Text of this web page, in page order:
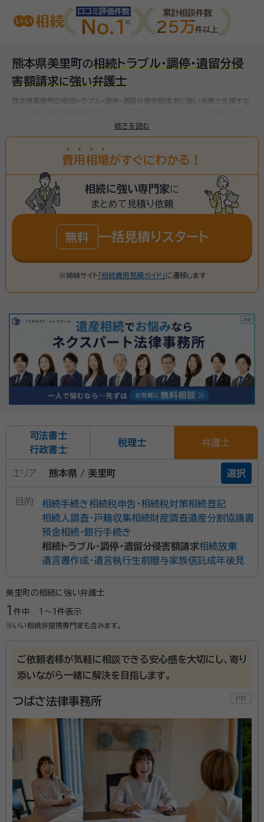
口コミ評価件数
No.1
累計相談件数
25万件以上
熊本県美里町の相続トラブル・調停・遺留分侵
害額請求に強い弁護士
続きを読む
熊本県美里町の相続トラブル・調停・遺留分侵害額請求に強い弁護士を探すな
県)で対応可能な相続トラブル・調停・遺留分侵害額請求に強い弁護士をお探し
費 用 相 場がすぐにわかる！
相続に強い専門家に
まとめて見積り依頼
無料 一括見積りスタート
※姉妹サイト「相続費用見積ガイド」 に遷移します
司法書士
行政書士
税理士 弁護士
エリア 熊本県 / 美里町 選択
目的 相続手続き相続税申告・相続税対策相続登記
相続人調査・戸籍収集相続財産調査遺産分割協議書
預金相続・銀行手続き
相続トラブル・調停・遺留分侵害額請求相続放棄
遺言書作成・遺言執行生前贈与家族信託成年後見
美里町の相続に強い弁護士
1 件中 1〜1 件表示
※いい相続非提携専門家も含みます。
ご依頼者様が気軽に相談できる安心感を大切にし、寄り
添いながら一緒に解決を目指します。
つばさ法律事務所